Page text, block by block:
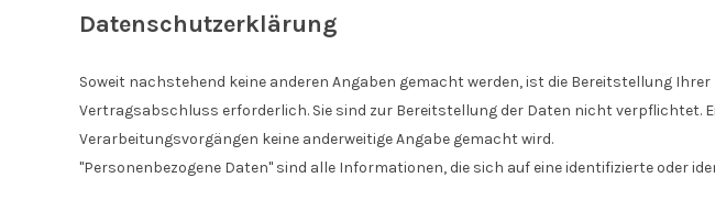
Datenschutzerklärung
Soweit nachstehend keine anderen Angaben gemacht werden, ist die Bereitstellung
Vertragsabschluss erforderlich. Sie sind zur Bereitstellung der Daten nicht verpflichtet.
Verarbeitungsvorgängen keine anderweitige Angabe gemacht wird.
"Personenbezogene Daten" sind alle Informationen, die sich auf eine identifizierte oder